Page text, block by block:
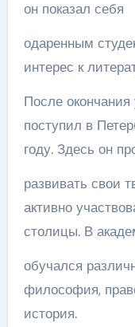
он показал себя
одаренным
интерес к
После
поступил в
году. Здесь он
развивать свои
активно
столицы. В
обучался
философия,
история.